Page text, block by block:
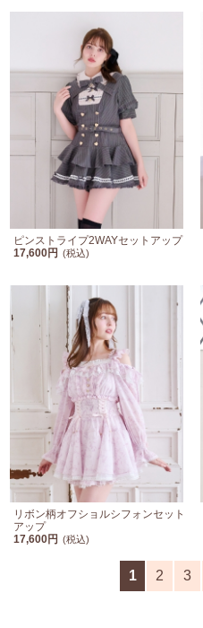
ピンストライプ2WAYセットアップ
17,600円
(税込)
リボン柄オフショルシフォンセット
アップ
17,600円
(税込)
1 2 3